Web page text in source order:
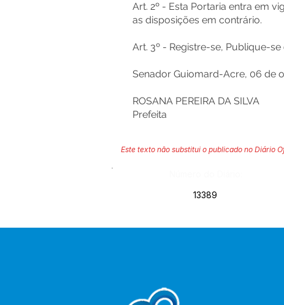
Art. 2º - Esta Portaria entra em
as disposições em contrário.
Art. 3º - Registre-se, Publique-
Senador Guiomard-Acre, 06 de
ROSANA PEREIRA DA SILVA
Prefeita
Este texto não substitui o publicado no Diário
13389